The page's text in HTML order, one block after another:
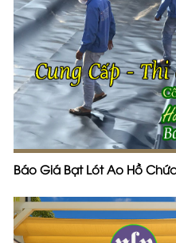
Báo Giá Bạt Lót Ao Hồ